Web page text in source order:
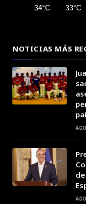
34°C 33°C
NOTICIAS MÁS